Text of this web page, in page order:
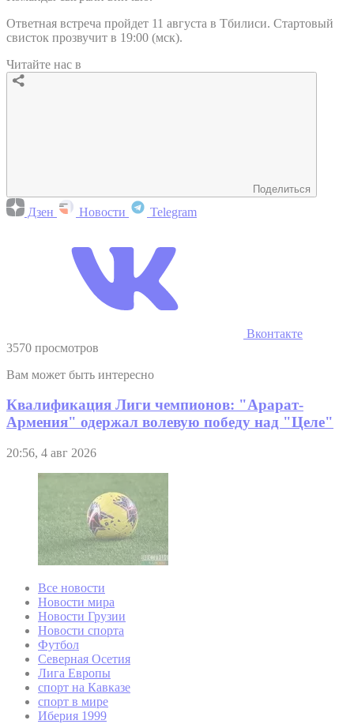
Ответная встреча пройдет 11 августа в Тбилиси. Стартовый
свисток прозвучит в 19:00 (мск).
Читайте нас в
Поделиться
Дзен Новости Telegram
Вконтакте
3570 просмотров
Вам может быть интересно
Квалификация Лиги чемпионов: "Арарат-
Армения" одержал волевую победу над "Целе"
20:56, 4 авг 2026
Все новости
Новости мира
Новости Грузии
Новости спорта
Футбол
Северная Осетия
Лига Европы
спорт на Кавказе
спорт в мире
Иберия 1999